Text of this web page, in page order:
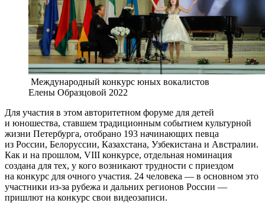
Международный конкурс юных вокалистов
Елены Образцовой 2022
Для участия в этом авторитетном форуме для детей
и юношества, ставшем традиционным событием культурной
жизни Петербурга, отобрано 193 начинающих певца
из России, Белоруссии, Казахстана, Узбекистана и Австралии.
Как и на прошлом, VIII конкурсе, отдельная номинация
создана для тех, у кого возникают трудности с приездом
на конкурс для очного участия. 24 человека — в основном это
участники из-за рубежа и дальних регионов России —
пришлют на конкурс свои видеозаписи.